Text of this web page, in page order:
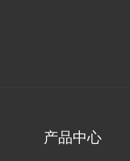
产品中心